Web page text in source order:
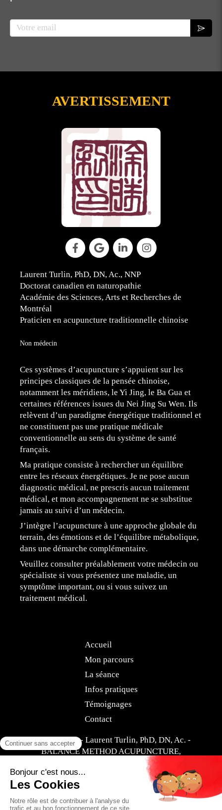
Votre email
AVERTISSEMENT
Laurent Turlin, PhD, DN, Ac., NNP
Doctorat canadien en naturopathie
Académie des Sciences, Arts et Recherches de
Montréal
Praticien en acupuncture traditionnelle chinoise
Non médecin
Ces systèmes d’acupuncture s’appuient sur les
principes classiques de la pensée chinoise,
notamment les méridiens, le Yi Jing, le Ba Gua et
certaines références issues du Nei Jing Su Wen. Ils
relèvent d’un paradigme énergétique traditionnel et
ne constituent pas une pratique médicale
conventionnelle au sens du système de santé
français.
Ma pratique consiste à rechercher un équilibre
entre les réseaux énergétiques. Je ne pose aucun
diagnostic médical, ne prescris aucun traitement
médical, et mon accompagnement ne se substitue
jamais au suivi d’un médecin.
J’intègre l’acupuncture à une approche globale du
terrain, des émotions et de l’équilibre métabolique,
dans une démarche complémentaire.
Veuillez consulter préalablement votre médecin ou
spécialiste si vous présentez une maladie, un
symptôme important, ou si vous suivez un
traitement médical.
Accueil
Mon parcours
La séance
Infos pratiques
Témoignages
Contact
© 1999-2026 - Laurent Turlin, PhD, DN, Ac. -
BALANCE METHOD ACUPUNCTURE,
Acupuncture Paris 8
Mentions légales